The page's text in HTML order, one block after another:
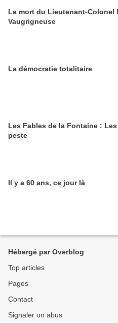
La mort du Lieutenant-Colonel
Vaugrigneuse
La démocratie totalitaire
Les Fables de la Fontaine :
peste
Il y a 60 ans, ce jour là
Hébergé par Overblog
Top articles
Pages
Contact
Signaler un abus